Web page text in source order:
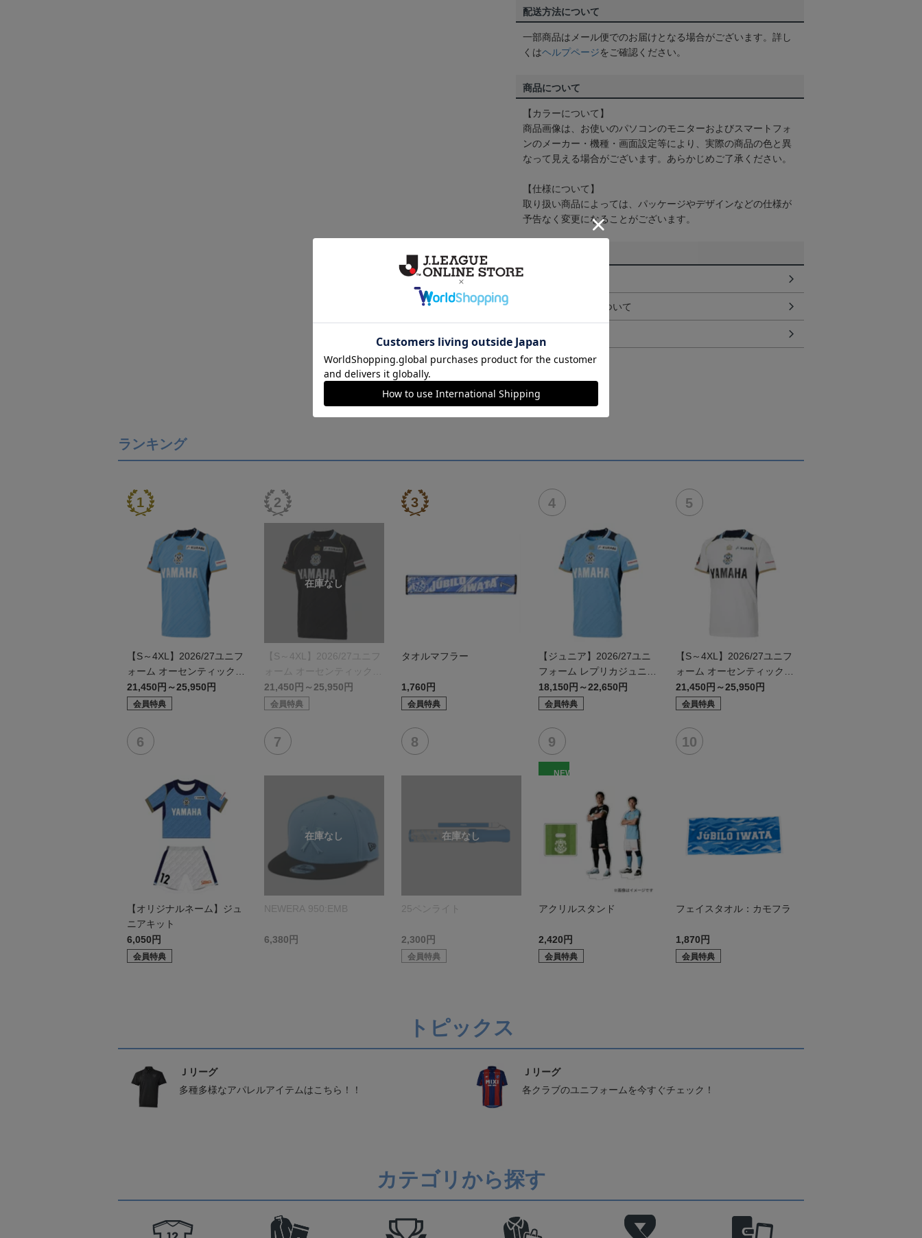
配送方法について
一部商品はメール便でのお届けとなる場合がございます。詳し
くはヘルプページをご確認ください。
商品について
【カラーについて】
商品画像は、お使いのパソコンのモニターおよびスマートフォ
ンのメーカー・機種・画面設定等により、実際の商品の色と異
なって見える場合がございます。あらかじめご了承ください。
【仕様について】
取り扱い商品によっては、パッケージやデザインなどの仕様が
予告なく変更になることがございます。
ギフト対応について
ランキング
【S～4XL】2026/27ユニフ
ォーム オーセンティックモ
デル:FP1st
21,450円～25,950円
会員特典
【S～4XL】2026/27ユニフ
ォーム オーセンティックモ
デル:GK
21,450円～25,950円
会員特典
タオルマフラー
1,760円
会員特典
【ジュニア】2026/27ユニ
フォーム レプリカジュニア
モデル:FP1st
18,150円～22,650円
会員特典
【S～4XL】2026/27ユニフ
ォーム オーセンティックモ
デル:FP2nd
21,450円～25,950円
会員特典
【オリジナルネーム】ジュ
ニアキット
6,050円
会員特典
NEWERA 950:EMB
6,380円
25ペンライト
2,300円
会員特典
NEW
アクリルスタンド
2,420円
会員特典
フェイスタオル：カモフラ
1,870円
会員特典
トピックス
Ｊリーグ
多種多様なアパレルアイテムはこちら！！
Ｊリーグ
各クラブのユニフォームを今すぐチェック！
カテゴリから探す